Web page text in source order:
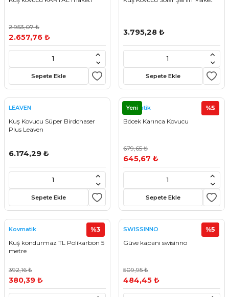
2.953,07 ₺
2.657,76 ₺
Sepete Ekle
3.795,28 ₺
Sepete Ekle
LEAVEN
Kuş Kovucu Süper Birdchaser
Plus Leaven
6.174,29 ₺
Sepete Ekle
Yeni
Kovmatik
Böcek Karınca Kovucu
%5
679,65 ₺
645,67 ₺
Sepete Ekle
Kovmatik
Kuş kondurmaz TL Polikarbon 5
metre
%3
392,16 ₺
380,39 ₺
SWISSINNO
Güve kapanı swisinno
%5
509,95 ₺
484,45 ₺